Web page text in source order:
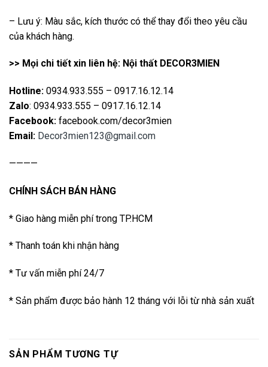
– Lưu ý: Màu sắc, kích thước có thể thay đổi theo yêu cầu
của khách hàng.
>> Mọi chi tiết xin liên hệ: Nội thất DECOR3MIEN
Hotline: 0934.933.555 – 0917.16.12.14
Zalo: 0934.933.555 – 0917.16.12.14
Facebook: facebook.com/decor3mien
Email: Decor3mien123@gmail.com
————
CHÍNH SÁCH BÁN HÀNG
* Giao hàng miễn phí trong TP.HCM
* Thanh toán khi nhận hàng
* Tư vấn miễn phí 24/7
* Sản phẩm được bảo hành 12 tháng với lỗi từ nhà sản xuất
SẢN PHẨM TƯƠNG TỰ